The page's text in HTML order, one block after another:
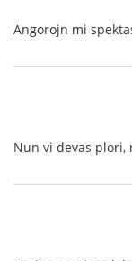
Angorojn mi
Nun vi devas plori,